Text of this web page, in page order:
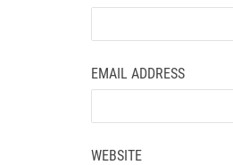
EMAIL ADDRESS
WEBSITE